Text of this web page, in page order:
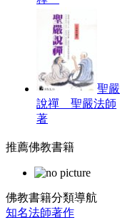
聖嚴
說禪 聖嚴法師
著
推薦佛教書籍
佛教書籍分類導航
知名法師著作